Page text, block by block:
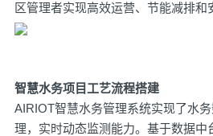
区管理者实现高效运营、节能减排和
智慧水务项目工艺流程搭建
AIRIOT智慧水务管理系统实现了水
理，实时动态监测能力。基于数据中